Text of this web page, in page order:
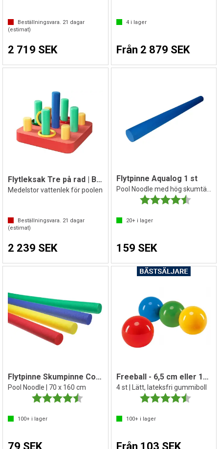
Beställningsvara. 21 dagar
(estimat)
2 719 SEK
4i lager
Från 2 879 SEK
Flytleksak Tre på rad | Basänglek
Medelstor vattenlek för poolen
Beställningsvara. 21 dagar
(estimat)
2 239 SEK
Flytpinne Aqualog 1 st
Betyg:
20+i lager
159 SEK
Flytpinne Skumpinne Comfy 1 st.
Pool Noodle | 70 x 160 cm
Betyg:
4.8 utav 5 stjärnor
100+ i lager
79 SEK
Freeball - 6,5 cm eller 12,5 cm
4 st | Lätt, lateksfri gummiboll
Betyg:
100+i lager
Från 103 SEK